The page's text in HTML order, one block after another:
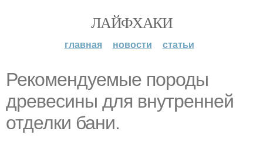
ЛАЙФХАКИ
главная новости статьи
Рекомендуемые породы
древесины для внутренней
отделки бани.